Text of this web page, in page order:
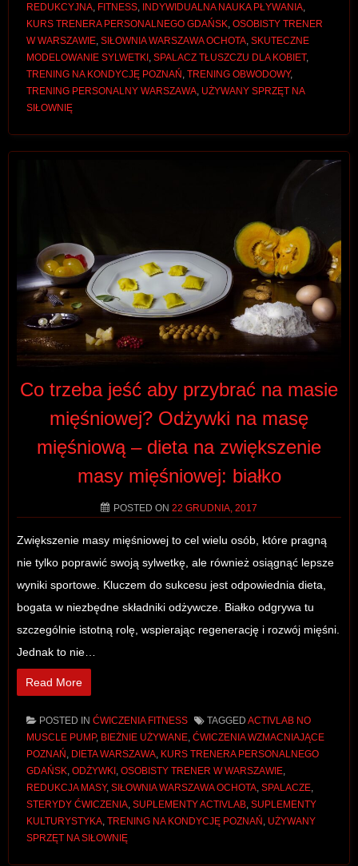
REDUKCYJNA FITNESS INDYWIDUALNA NAUKA PŁYWANIA
KURS TRENERA PERSONALNEGO GDAŃSK OSOBISTY TRENER
W WARSZAWIE SIŁOWNIA WARSZAWA OCHOTA SKUTECZNE
MODELOWANIE SYLWETKI SPALACZ TŁUSZCZU DLA KOBIET,
TRENING NA KONDYCJĘ POZNAŃ TRENING OBWODOWY,
TRENING PERSONALNY WARSZAWA UŻYWANY SPRZĘT NA
SIŁOWNIĘ
Co trzeba jeść aby przybrać na masie
mięśniowej? Odżywki na masę
mięśniową – dieta na zwiększenie
masy mięśniowej: białko
POSTED ON 22 GRUDNIA, 2017
Zwiększenie masy mięśniowej to cel wielu osób, które pragną
nie tylko poprawić swoją sylwetkę, ale również osiągnąć lepsze
wyniki sportowe. Kluczem do sukcesu jest odpowiednia dieta,
bogata w niezbędne składniki odżywcze. Białko odgrywa tu
szczególnie istotną rolę, wspierając regenerację i rozwój mięśni.
Jednak to nie…
Read More
POSTED IN ĆWICZENIA FITNESS TAGGED ACTIVLAB NO
MUSCLE PUMP, BIEŻNIE UŻYWANE, ĆWICZENIA WZMACNIAJĄCE
POZNAŃ , DIETA WARSZAWA, KURS TRENERA PERSONALNEGO
GDAŃSK, ODŻYWKI , OSOBISTY TRENER W WARSZAWIE,
REDUKCJA MASY, SIŁOWNIA WARSZAWA OCHOTA, SPALACZE,
STERYDY ĆWICZENIA, SUPLEMENTY ACTIVLAB, SUPLEMENTY
KULTURYSTYKA, TRENING NA KONDYCJĘ POZNAŃ , UŻYWANY
SPRZĘT NA SIŁOWNIĘ